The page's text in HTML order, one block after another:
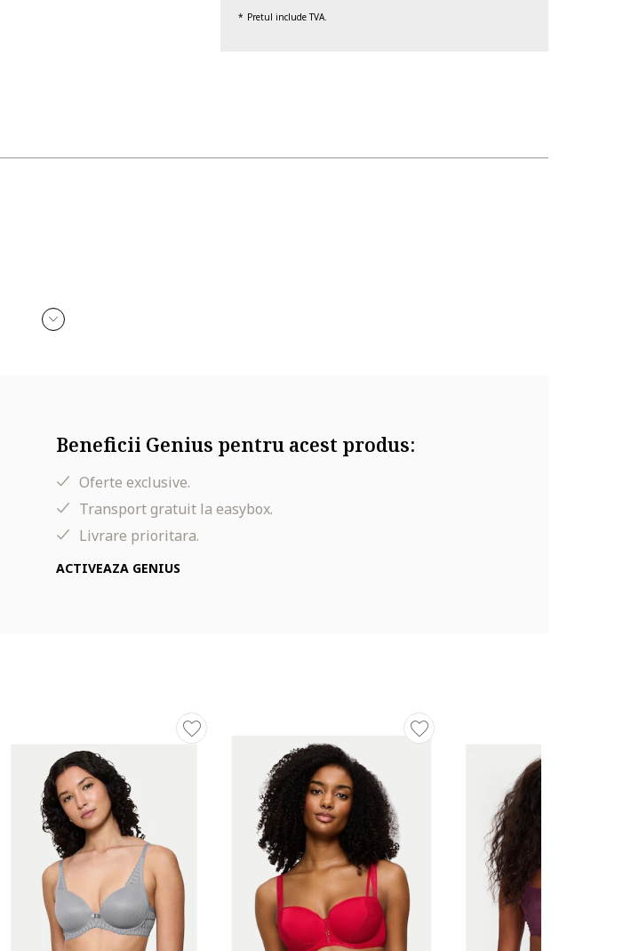
Pretul include TVA.
Beneficii Genius pentru acest produs:
Oferte exclusive.
Transport gratuit la easybox.
Livrare prioritara.
ACTIVEAZA GENIUS